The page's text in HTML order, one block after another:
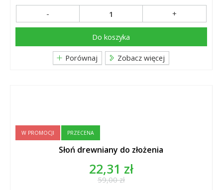
- +
Do koszyka
Porównaj Zobacz więcej
W PROMOCJI PRZECENA
Słoń drewniany do złożenia
22,31 zł
59,00 zł